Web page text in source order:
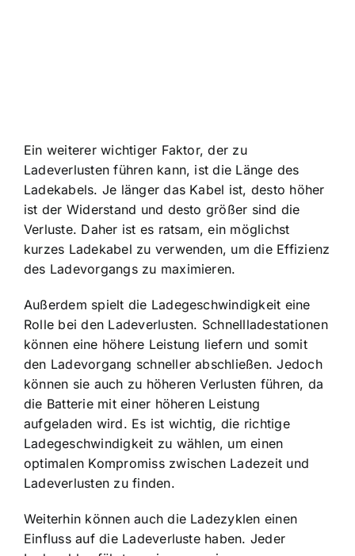
Ein weiterer wichtiger Faktor, der zu
Ladeverlusten führen kann, ist die Länge des
Ladekabels. Je länger das Kabel ist, desto höher
ist der Widerstand und desto größer sind die
Verluste. Daher ist es ratsam, ein möglichst
kurzes Ladekabel zu verwenden, um die Effizienz
des Ladevorgangs zu maximieren.
Außerdem spielt die Ladegeschwindigkeit eine
Rolle bei den Ladeverlusten. Schnellladestationen
können eine höhere Leistung liefern und somit
den Ladevorgang schneller abschließen. Jedoch
können sie auch zu höheren Verlusten führen, da
die Batterie mit einer höheren Leistung
aufgeladen wird. Es ist wichtig, die richtige
Ladegeschwindigkeit zu wählen, um einen
optimalen Kompromiss zwischen Ladezeit und
Ladeverlusten zu finden.
Weiterhin können auch die Ladezyklen einen
Einfluss auf die Ladeverluste haben. Jeder